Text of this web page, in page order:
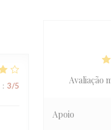
: 3/5 Avaliação
Apoio